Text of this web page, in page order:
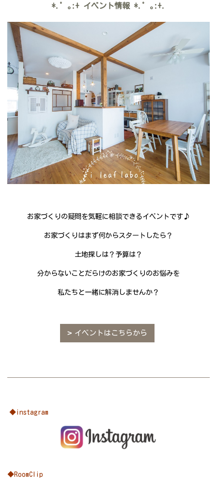
*.゜｡:+ イベント情報 *.゜｡:+.
お家づくりの疑問を気軽に相談できるイベントです♪
お家づくりはまず何からスタートしたら？
土地探しは？予算は？
分からないことだらけのお家づくりのお悩みを
私たちと一緒に解消しませんか？
イベントはこちらから
◆instagram
◆RoomClip